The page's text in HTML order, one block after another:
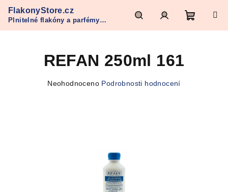
obsah
FlakonyStore.cz
Plnitelné flakóny a parfémy
Refan
HledatPřihlášeníNákupní
REFAN 250ml 161
Průměrné
Neohodnoceno Podrobnosti hodnocení